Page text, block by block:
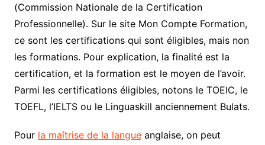
(Commission Nationale de la Certification
Professionnelle). Sur le site Mon Compte Formation,
ce sont les certifications qui sont éligibles, mais non
les formations. Pour explication, la finalité est la
certification, et la formation est le moyen de l’avoir.
Parmi les certifications éligibles, notons le TOEIC, le
TOEFL, l’IELTS ou le Linguaskill anciennement Bulats.
Pour la maîtrise de la langueanglaise, on peut